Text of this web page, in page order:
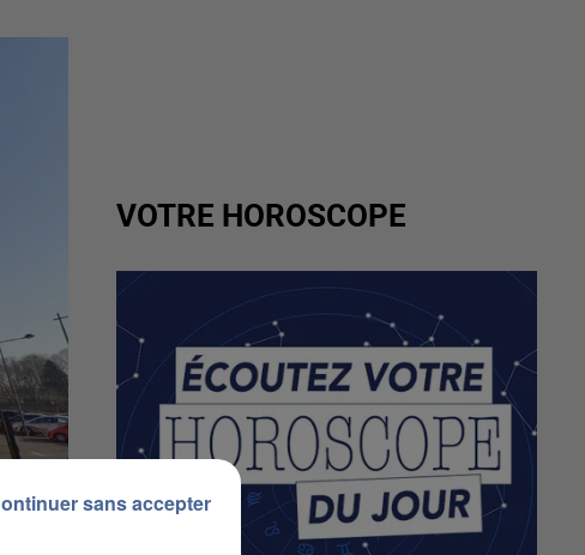
VOTRE HOROSCOPE
sans accepter